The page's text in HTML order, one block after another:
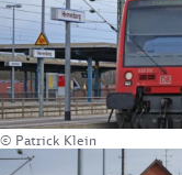
© Patrick Klein